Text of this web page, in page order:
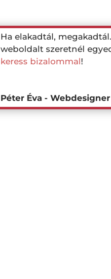
Ha elakadtál,
weboldalt szeretnél
keress bizalommal!
Péter Éva -